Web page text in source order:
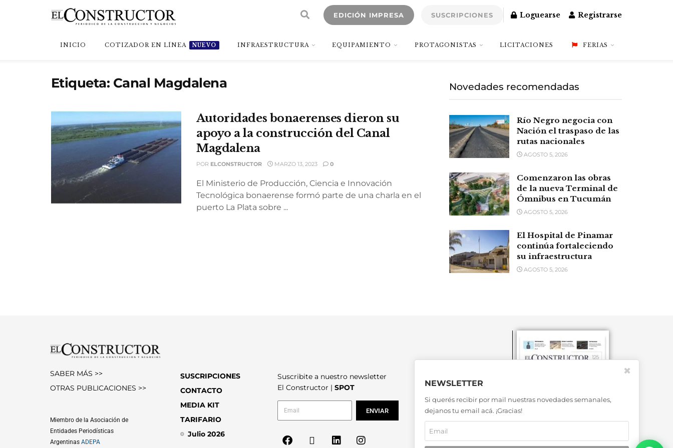
EDICIÓN IMPRESA SUSCRIPCIONES Loguearse Registrarse
INICIO COTIZADOR EN LÍNEA NUEVO INFRAESTRUCTURA EQUIPAMIENTO PROTAGONISTAS LICITACIONES FERIAS
Etiqueta: Canal Magdalena
Autoridades bonaerenses dieron su
apoyo a la construcción del Canal
Magdalena
POR ELCONSTRUCTOR MARZO 13, 2023 0
El Ministerio de Producción, Ciencia e Innovación
Tecnológica bonaerense formó parte de una charla en el
puerto La Plata sobre ...
Novedades recomendadas
Río Negro negocia con
Nación el traspaso de las
rutas nacionales
AGOSTO 5, 2026
Comenzaron las obras
de la nueva Terminal de
Ómnibus en Tucumán
AGOSTO 5, 2026
El Hospital de Pinamar
continúa fortaleciendo
su infraestructura
AGOSTO 5, 2026
SABER MÁS >>
OTRAS PUBLICACIONES >>
Miembro de la Asociación de
Entidades Periodísticas
Argentinas ADEPA
SUSCRIPCIONES
CONTACTO
MEDIA KIT
TARIFARIO
Julio 2026
Suscribite a nuestro newsletter
El Constructor | SPOT
ENVIAR
NEWSLETTER
Si querés recibir por mail nuestras novedades semanales,
dejanos tu email acá. ¡Gracias!
✖